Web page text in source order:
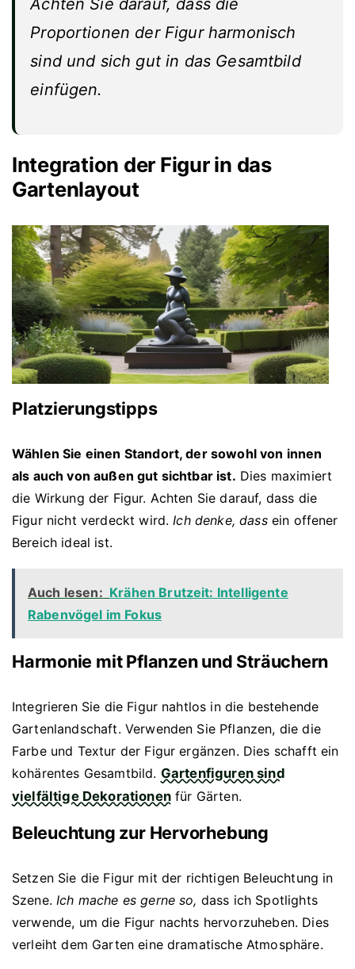
Proportionen der Figur harmonisch
sind und sich gut in das Gesamtbild
einfügen.
Integration der Figur in das
Gartenlayout
Platzierungstipps
Wählen Sie einen Standort, der sowohl von innen
als auch von außen gut sichtbar ist. Dies maximiert
die Wirkung der Figur. Achten Sie darauf, dass die
Figur nicht verdeckt wird.Ich denke, dassein offener
Bereich ideal ist.
Auch lesen: Krähen Brutzeit: Intelligente
Rabenvögel im Fokus
Harmonie mit Pflanzen und Sträuchern
Integrieren Sie die Figur nahtlos in die bestehende
Gartenlandschaft. Verwenden Sie Pflanzen, die die
Farbe und Textur der Figur ergänzen. Dies schafft ein
kohärentes Gesamtbild. Gartenfiguren sind
vielfältige Dekorationen für Gärten.
Beleuchtung zur Hervorhebung
Setzen Sie die Figur mit der richtigen Beleuchtung in
Szene.Ich mache es gerne so, dass ich Spotlights
verwende, um die Figur nachts hervorzuheben. Dies
verleiht dem Garten eine dramatische Atmosphäre.